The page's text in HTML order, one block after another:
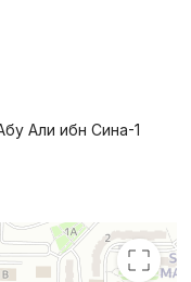
Али ибн Сина-1